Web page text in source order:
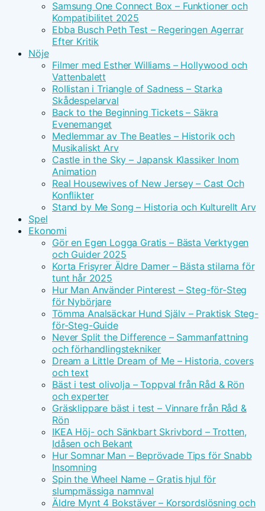
Samsung One Connect Box – Funktioner och
Kompatibilitet 2025
Ebba Busch Peth Test – Regeringen Agerrar
Efter Kritik
Nöje
Filmer med Esther Williams – Hollywood och
Vattenbalett
Rollistan i Triangle of Sadness – Starka
Skådespelarval
Back to the Beginning Tickets – Säkra
Evenemanget
Medlemmar av The Beatles – Historik och
Musikaliskt Arv
Castle in the Sky – Japansk Klassiker Inom
Animation
Real Housewives of New Jersey – Cast Och
Konflikter
Stand by Me Song – Historia och Kulturellt Arv
Spel
Ekonomi
Gör en Egen Logga Gratis – Bästa Verktygen
och Guider 2025
Korta Frisyrer Äldre Damer – Bästa stilarna för
tunt hår 2025
Hur Man Använder Pinterest – Steg-för-Steg
för Nybörjare
Tömma Analsäckar Hund Själv – Praktisk Steg-
för-Steg-Guide
Never Split the Difference – Sammanfattning
och förhandlingstekniker
Dream a Little Dream of Me – Historia, covers
och text
Bäst i test olivolja – Toppval från Råd & Rön
och experter
Gräsklippare bäst i test – Vinnare från Råd &
Rön
IKEA Höj- och Sänkbart Skrivbord – Trotten,
Idåsen och Bekant
Hur Somnar Man – Beprövade Tips för Snabb
Insomning
Spin the Wheel Name – Gratis hjul för
slumpmässiga namnval
Äldre Mynt 4 Bokstäver – Korsordslösning och